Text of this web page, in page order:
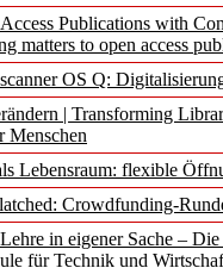
Publications with
matters to open access
OS Q:
| Transforming
Menschen
Lebensraum: flexible
Crowdfunding-
in eigener Sache –
für Technik und